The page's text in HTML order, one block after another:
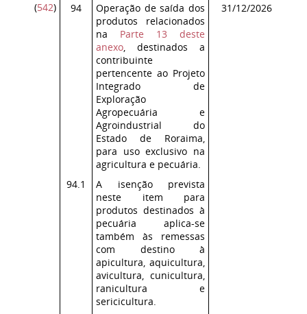
(542) 94
Operação de saída dos
produtos relacionados
na Parte 13 deste
anexo, destinados a
contribuinte
pertencente ao Projeto
Integrado de
Exploração
Agropecuária e
Agroindustrial do
Estado de Roraima,
para uso exclusivo na
agricultura e pecuária.
31/12/2026
94.1
A isenção prevista
neste item para
produtos destinados à
pecuária aplica-se
também às remessas
com destino à
apicultura, aquicultura,
avicultura, cunicultura,
ranicultura e
sericicultura.